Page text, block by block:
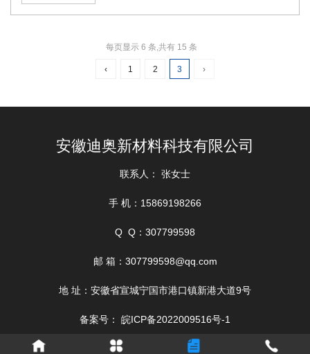
每页显示 6 条,共有 15 条
‹ 1 2 3 ›
安徽迪奥新材料科技有限公司
联系人： 张女士
手 机：15869198266
Q Q：307799598
邮 箱：307799598@qq.com
地 址：安徽省宣城宁国市港口镇新港大道9号
备案号： 皖ICP备2022009516号-1